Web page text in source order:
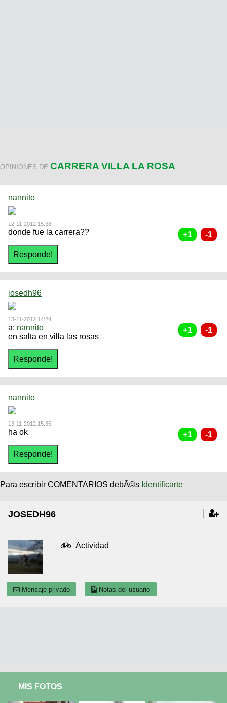
OPINIONES DE CARRERA VILLA LA ROSA
nannito
12-11-2012 15:38
donde fue la carrera??
josedh96
13-11-2012 14:24
a: nannito
en salta en villa las rosas
nannito
13-11-2012 15:35
ha ok
Para escribir COMENTARIOS debÃ©s Identificarte
JOSEDH96
Actividad
Mensaje privado Notas del usuario
MIS FOTOS